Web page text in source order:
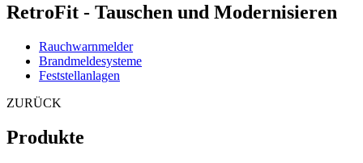
RetroFit - Tauschen und Modernisieren
Rauchwarnmelder
Brandmeldesysteme
Feststellanlagen
ZURÜCK
Produkte